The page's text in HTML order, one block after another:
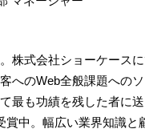
株式会社ショーケース
へのWeb全般課題への
最も功績を残した者に
賞中。幅広い業界知識と